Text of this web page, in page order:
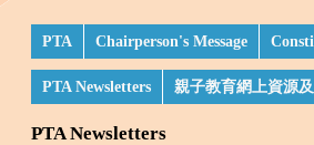
PTA Chairperson's Message
PTA Newsletters 親子教育網上資源
PTA Newsletters